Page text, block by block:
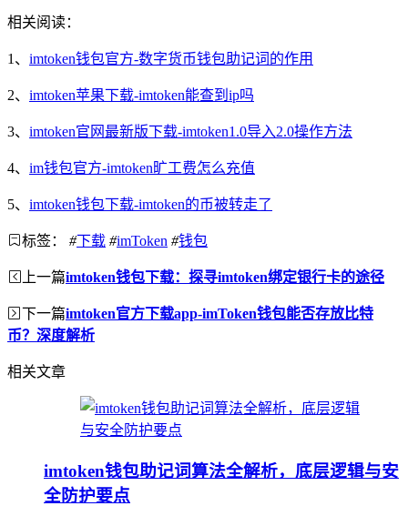
相关阅读：
1、 imtoken钱包官方-数字货币钱包助记词的作用
2、 imtoken苹果下载-imtoken能查到ip吗
3、 imtoken官网最新版下载-imtoken1.0导入2.0操作方法
4、 im钱包官方-imtoken旷工费怎么充值
5、 imtoken钱包下载-imtoken的币被转走了
标签： #下载 #imToken #钱包
上一篇imtoken钱包下载：探寻imtoken绑定银行卡的途径
下一篇imtoken官方下载app-imToken钱包能否存放比特
币？深度解析
相关文章
imtoken钱包助记词算法全解析，底层逻辑与安
全防护要点